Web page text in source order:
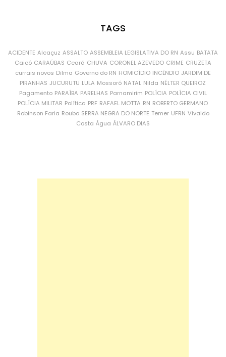
TAGS
ACIDENTE Alcaçuz ASSALTO ASSEMBLEIA LEGISLATIVA DO RN Assu BATATA
Caicó CARAÚBAS Ceará CHUVA CORONEL AZEVEDO CRIME CRUZETA
currais novos Dilma Governo do RN HOMICÍDIO INCÊNDIO JARDIM DE
PIRANHAS JUCURUTU LULA Mossoró NATAL Nilda NÉLTER QUEIROZ
Pagamento PARAÍBA PARELHAS Parnamirim POLÍCIA POLÍCIA CIVIL
POLÍCIA MILITAR Política PRF RAFAEL MOTTA RN ROBERTO GERMANO
Robinson Faria Roubo SERRA NEGRA DO NORTE Temer UFRN Vivaldo
Costa Água ÁLVARO DIAS